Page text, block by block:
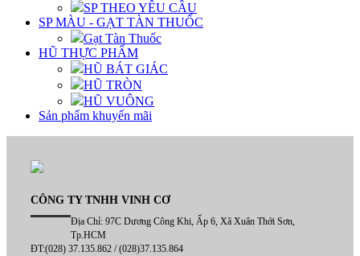
SP THEO YÊU CẦU
SP MÀU - GẠT TÀN THUỐC
Gạt Tàn Thuốc
HŨ THỰC PHẨM
HŨ BÁT GIÁC
HŨ TRÒN
HŨ VUÔNG
Sản phẩm khuyến mãi
CÔNG TY TNHH VINH CƠ
Địa Chỉ: 97C Dương Công Khi, Ấp 6, Xã Xuân Thới Sơn,
Tp.HCM
ĐT:(028) 37.135.862 / (028)37.135.864